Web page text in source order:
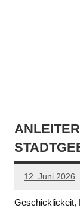
12. Juni 2026
Geschicklickeit,